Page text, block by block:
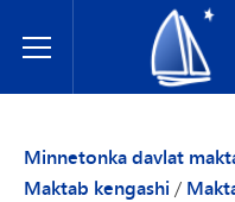
Toggle Menu
Minnetonka
Minnetonka davlat
Maktab kengashi /